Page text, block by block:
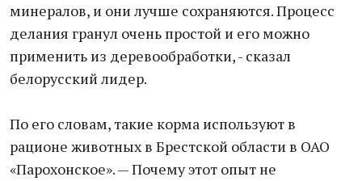
минералов, и они лучше сохраняются. Процесс
делания гранул очень простой и его можно
применить из деревообработки, - сказал
белорусский лидер.
По его словам, такие корма используют в
рационе животных в Брестской области в ОАО
«Парохонское». — Почему этот опыт не